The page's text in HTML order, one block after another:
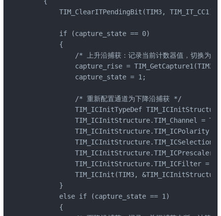
        TIM_ClearITPendingBit(TIM3, TIM_IT_CC1);
        if (capture_state == 0)
        {
/* 上升沿捕获：记录当前计数器值，切换为下
            capture_rise = TIM_GetCapture1(TIM3);
            capture_state = 1;
            /* 重新配置通道为下降沿捕获 */
TIM_ICInitTypeDef
TIM_ICInitStructure.TIM_Channel =
TIM_ICInitStructure.TIM_ICPolarity =
TIM_ICInitStructure.TIM_ICSelection
TIM_ICInitStructure.TIM_ICPrescaler
TIM_ICInitStructure.TIM_ICFilter =
TIM_ICInit(TIM3,
        }
        else if (capture_state == 1)
        {